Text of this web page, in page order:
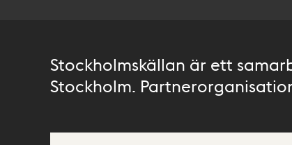
Stockholmskällan är ett
Stockholm.